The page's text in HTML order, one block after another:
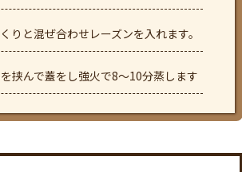
と混ぜ合わせレーズンを入れます。
挟んで蓋をし強火で8～10分蒸します